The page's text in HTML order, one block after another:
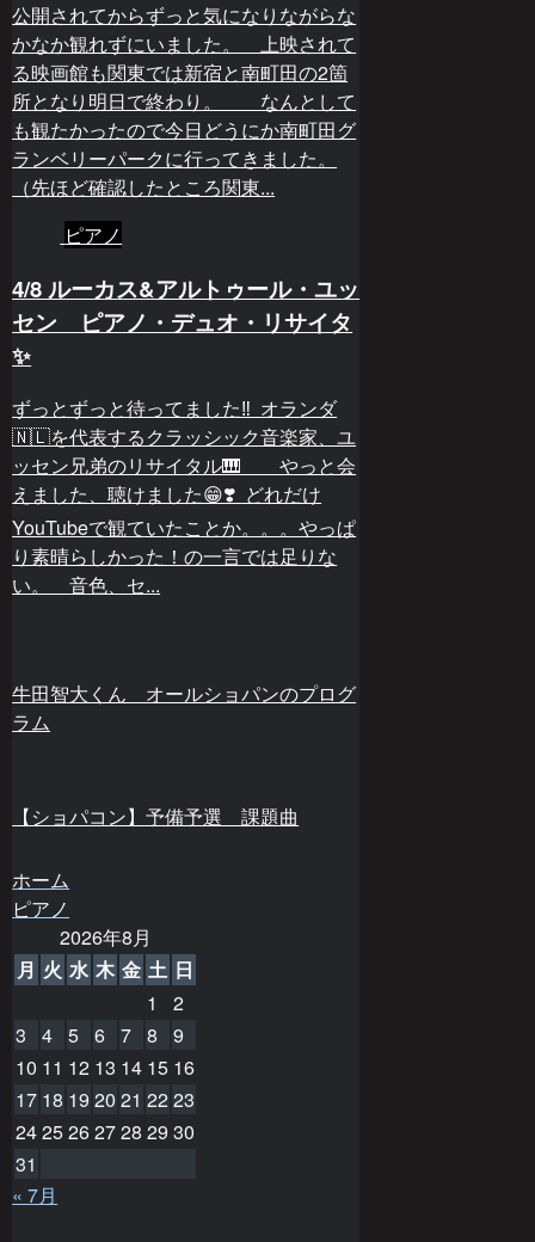
公開されてからずっと気になりながらな
かなか観れずにいました。 上映されて
る映画館も関東では新宿と南町田の2箇
所となり明日で終わり。 なんとして
も観たかったので今日どうにか南町田グ
ランベリーパークに行ってきました。
（先ほど確認したところ関東...
ピアノ
4/8 ルーカス&アルトゥール・ユッ
セン ピアノ・デュオ・リサイタ
✨
ずっとずっと待ってました‼️ オランダ
🇳🇱を代表するクラッシック音楽家、ユ
ッセン兄弟のリサイタル🎹 やっと会
えました、聴けました😁❣️ どれだけ
YouTubeで観ていたことか。。。やっぱ
り素晴らしかった！の一言では足りな
い。 音色、セ...
牛田智大くん オールショパンのプログ
ラム
【ショパコン】予備予選 課題曲
ホーム
ピアノ
2026年8月
月 火 水 木 金 土 日
1
2
3
4 5 6 7 8
9
10 11 12 13 14 15 16
17 18 19 20 21 2223
2425262728 29 30
31
« 7月